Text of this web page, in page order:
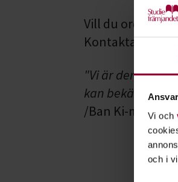
Vi och
och i
Vill du ordna ett
Kontakta oss
"Vi är den
kan bekämpa
/Ban Ki-moon,